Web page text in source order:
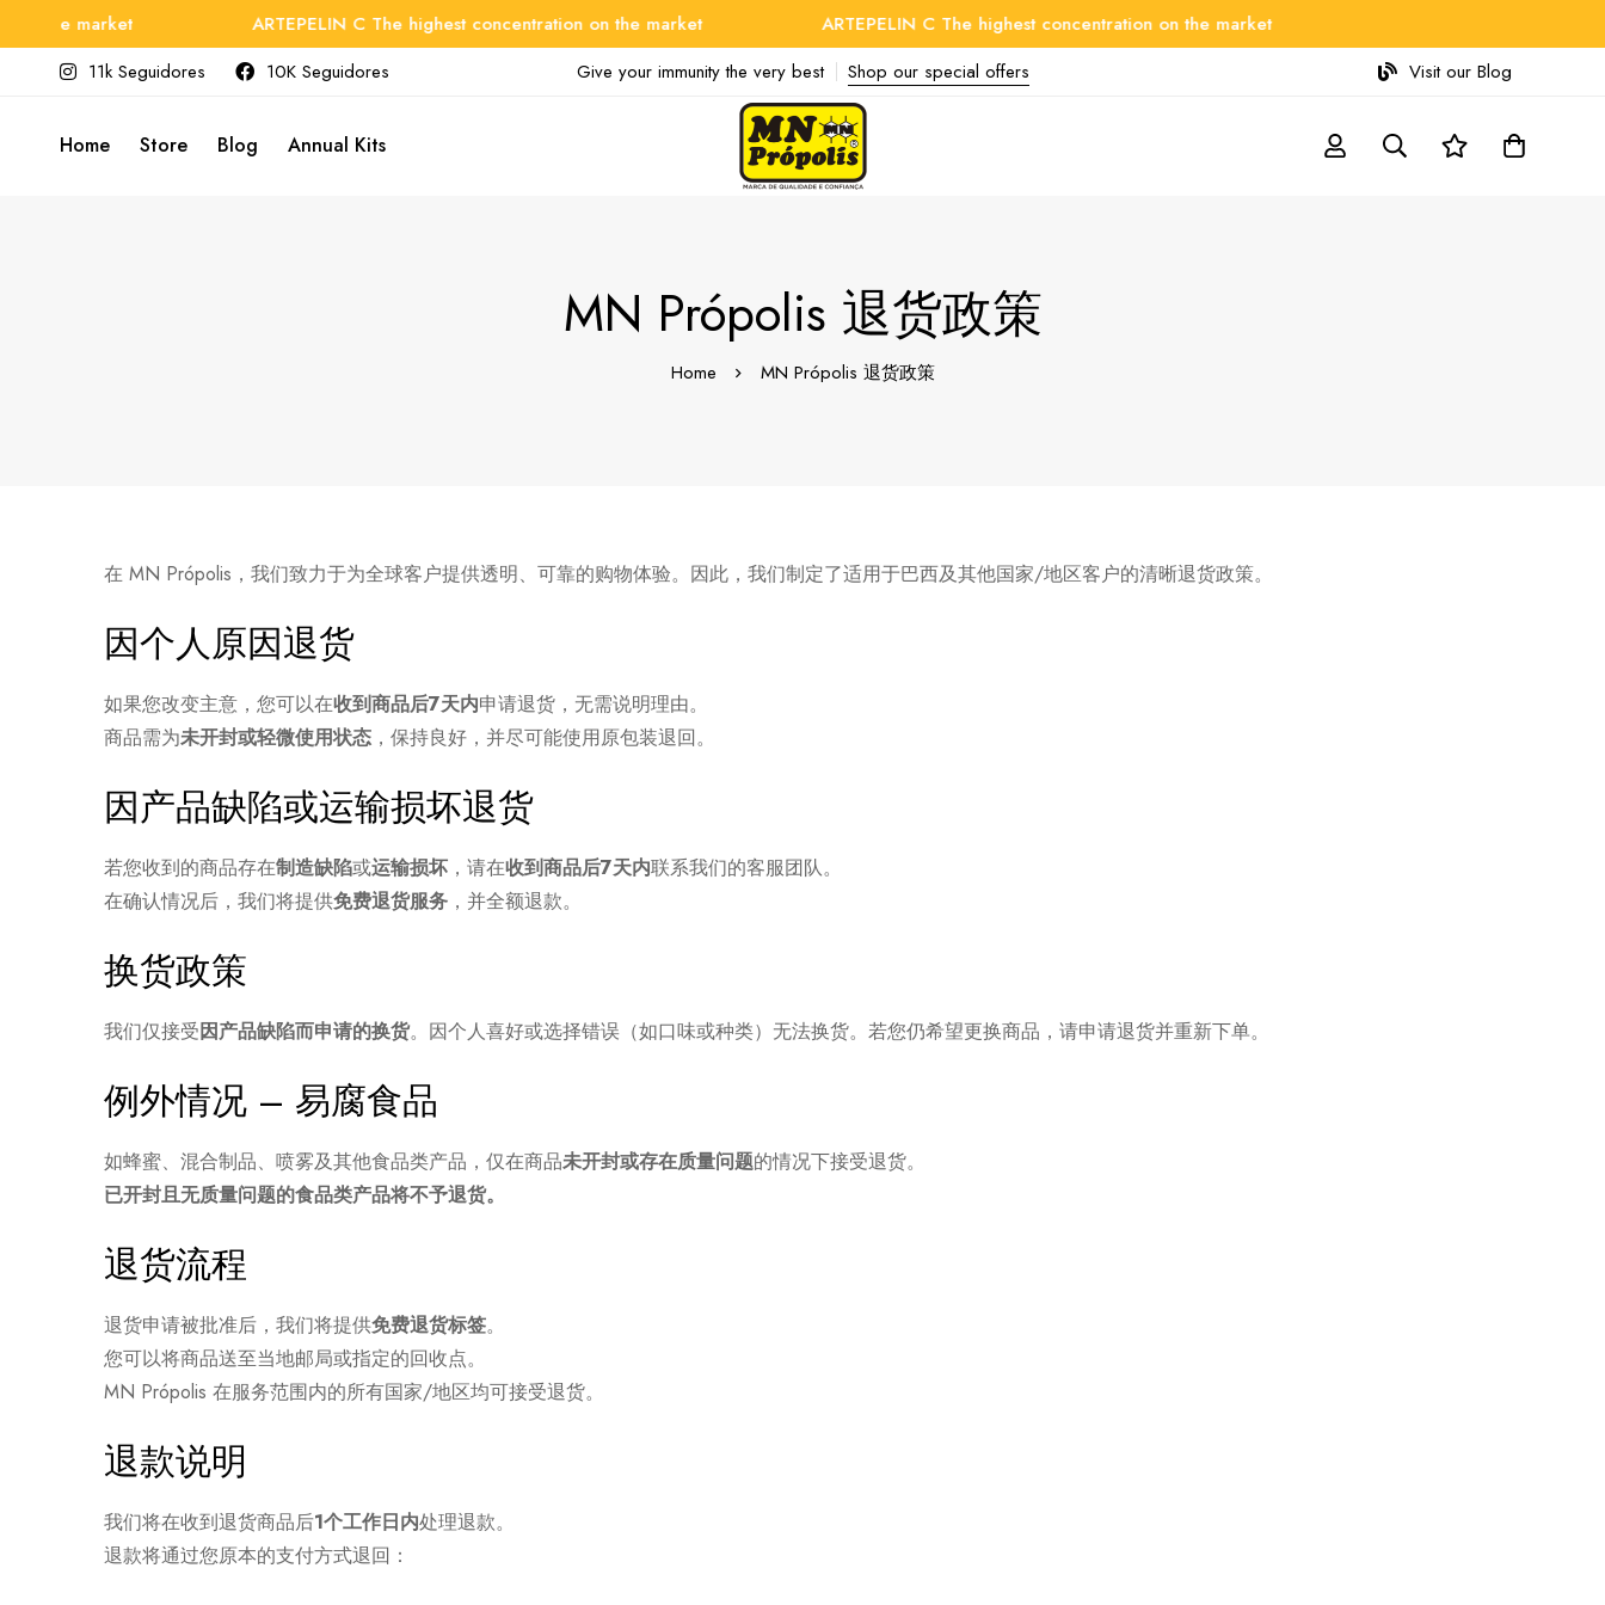
the market ARTEPELIN C The highest concentration on the market
ARTEPELIN C The highest concentration on the market
11k Seguidores
10K Seguidores Give your immunity the very best Shop our special offers Visit our Blog
Home Store Blog Annual Kits
MN Própolis 退货政策
Home MN Própolis 退货政策
在 MN Própolis，我们致力于为全球客户提供透明、可靠的购物体验。因此，我们制定了适用于巴西及其他国家/地区客户的清晰退货政策。
因个人原因退货
如果您改变主意，您可以在收到商品后7天内申请退货，无需说明理由。
商品需为未开封或轻微使用状态 ，保持良好，并尽可能使用原包装退回。
因产品缺陷或运输损坏退货
若您收到的商品存在制造缺陷或运输损坏 ，请在收到商品后7天内联系我们的客服团队。
在确认情况后，我们将提供免费退货服务 ，并全额退款。
换货政策
我们仅接受因产品缺陷而申请的换货。因个人喜好或选择错误（如口味或种类）无法换货。若您仍希望更换商品，请申请退货并重新下单。
例外情况 – 易腐食品
如蜂蜜、混合制品、喷雾及其他食品类产品，仅在商品未开封或存在质量问题的情况下接受退货。
已开封且无质量问题的食品类产品将不予退货。
退货流程
退货申请被批准后，我们将提供免费退货标签。
您可以将商品送至当地邮局或指定的回收点。
MN Própolis 在服务范围内的所有国家/地区均可接受退货。
退款说明
我们将在收到退货商品后1个工作日内处理退款。
退款将通过您原本的支付方式退回：